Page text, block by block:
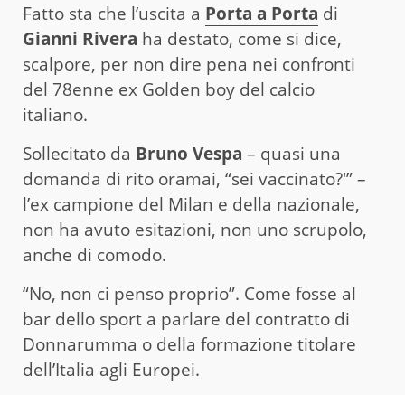
Fatto sta che l’uscita a Porta a Porta di
Gianni Rivera ha destato, come si dice,
scalpore, per non dire pena nei confronti
del 78enne ex Golden boy del calcio
italiano.
Sollecitato da Bruno Vespa – quasi una
domanda di rito oramai, “sei vaccinato?'” –
l’ex campione del Milan e della nazionale,
non ha avuto esitazioni, non uno scrupolo,
anche di comodo.
“No, non ci penso proprio”. Come fosse al
bar dello sport a parlare del contratto di
Donnarumma o della formazione titolare
dell’Italia agli Europei.